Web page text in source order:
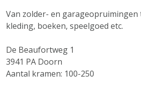
Van zolder- en garageopruimingen
kleding, boeken, speelgoed etc.
De Beaufortweg 1
3941 PA Doorn
Aantal kramen: 100-250